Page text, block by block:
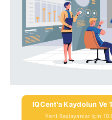
IQCent'a Kaydolun Ve
Yeni Başlayanlar Için